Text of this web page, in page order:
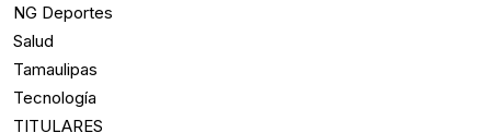
NG Deportes
Salud
Tamaulipas
Tecnología
TITULARES